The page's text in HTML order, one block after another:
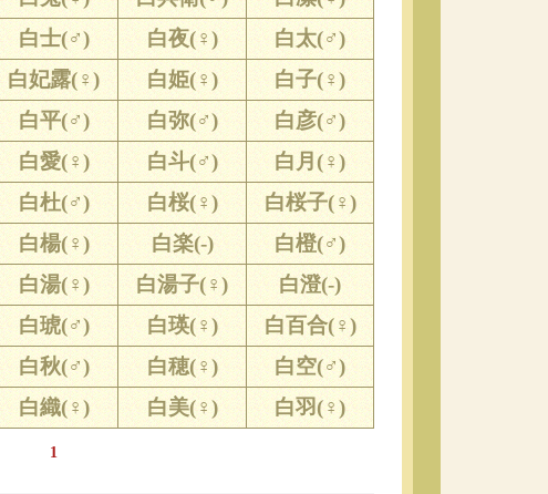
白士(♂) 白夜(♀)
白太(♂)
白妃露(♀) 白姫(♀)
白子(♀)
白平(♂) 白弥(♂)
白彦(♂)
白愛(♀) 白斗(♂)
白月(♀)
白杜(♂) 白桜(♀)
白桜子(♀)
白楊(♀) 白楽(-)
白橙(♂)
白湯(♀) 白湯子(♀)
白澄(-)
白琥(♂) 白瑛(♀)
白百合(♀)
白秋(♂) 白穂(♀)
白空(♂)
白織(♀) 白美(♀) 白羽(♀)
1